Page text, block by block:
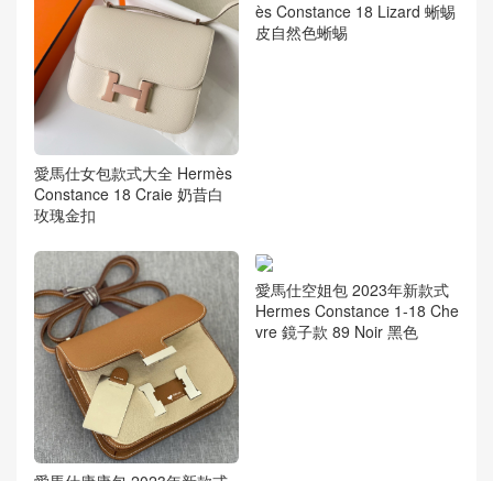
愛馬仕女包款式大全 Hermès
Constance 18 Craie 奶昔白
玫瑰金扣
ès Constance 18 Lizard 蜥蜴
皮自然色蜥蜴
愛馬仕空姐包 2023年新款式
Hermes Constance 1-18 Che
vre 鏡子款 89 Noir 黑色